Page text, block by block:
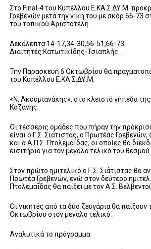
​​Στο Final-4 του Κυπέλλου Ε.ΚΑ.Σ.ΔΥ.Μ.
Γρεβενών μετά την νίκη του με σκόρ 66-73
του τοπικού Αριστοτέλη.
Δεκάλεπτα:14-17,34-30,56-51,66-73.
Διαιτητές:Κατωτικίδης-Τσιαπλής.
Την Παρασκευή 6 Οκτωβρίου θα
του Κυπέλλου Ε.ΚΑ.Σ.ΔΥ.Μ.
«Ν. Ακουμιανάκης», στο κλειστό γήπεδο
Κοζάνης.
Οι τέσσερις ομάδες που πήραν την
είναι ο Γ.Σ. Σιάτιστας, ο Πρωτέας Γρεβενών,
και ο Α.Π.Σ. Πτολεμαΐδας, οι οποίες θα
εισιτήριο για τον μεγάλο τελικό του θεσμού.
Στον πρώτο ημιτελικό ο Γ.Σ. Σιάτιστας θα
Πρωτέα Γρεβενών, ενώ στον δεύτερο
Πτολεμαΐδας θα παίξει με τον Α.Σ.
Οι νικητές από τα δύο ζευγάρια θα παίξουν
Οκτωβρίου στον μεγάλο τελικό.
Αναλυτικά το πρόγραμμα: